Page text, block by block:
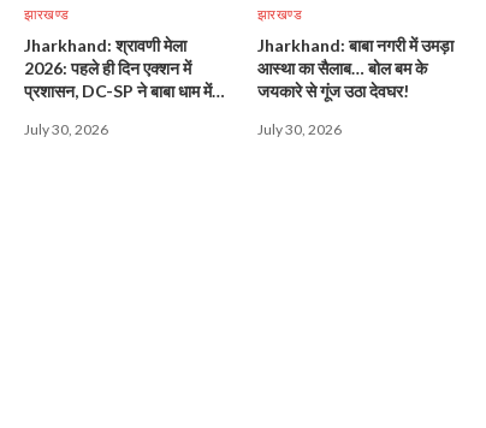
झारखण्ड
Jharkhand: श्रावणी मेला
2026: पहले ही दिन एक्शन में
प्रशासन, DC-SP ने बाबा धाम में
July 30, 2026
झारखण्ड
Jharkhand: बाबा नगरी में उमड़ा
आस्था का सैलाब… बोल बम के
जयकारे से गूंज उठा देवघर!
July 30, 2026